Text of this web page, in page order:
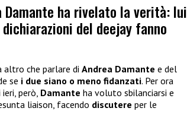
Damante ha rivelato la verità: lui
del deejay fanno
altro che parlare di Andrea Damante e del
se i due siano o meno fidanzati. Per ora
però, Damante ha voluto sbilanciarsi e
liaison, facendo discutere per le